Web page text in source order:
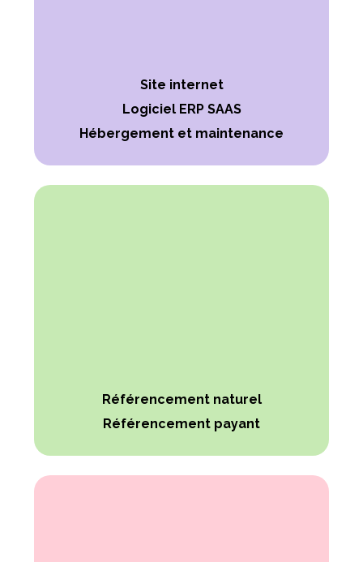
Site internet
Logiciel ERP SAAS
Hébergement et maintenance
Référencement naturel
Référencement payant